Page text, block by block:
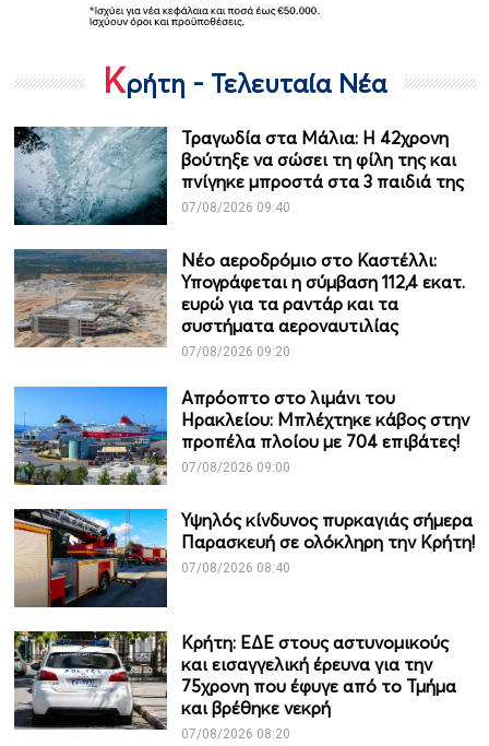
Κρήτη - Τελευταία Νέα
Τραγωδία στα Μάλια: Η 42χρονη
βούτηξε να σώσει τη φίλη της και
πνίγηκε μπροστά στα 3 παιδιά της
07/08/2026 09:40
Νέο αεροδρόμιο στο Καστέλλι:
Υπογράφεται η σύμβαση 112,4 εκατ.
ευρώ για τα ραντάρ και τα
συστήματα αεροναυτιλίας
07/08/2026 09:20
Απρόοπτο στο λιμάνι του
Ηρακλείου: Μπλέχτηκε κάβος στην
προπέλα πλοίου με 704 επιβάτες!
07/08/2026 09:00
Υψηλός κίνδυνος πυρκαγιάς σήμερα
Παρασκευή σε ολόκληρη την Κρήτη!
07/08/2026 08:40
Κρήτη: ΕΔΕ στους αστυνομικούς
και εισαγγελική έρευνα για την
75χρονη που έφυγε από το Τμήμα
και βρέθηκε νεκρή
07/08/2026 08:20